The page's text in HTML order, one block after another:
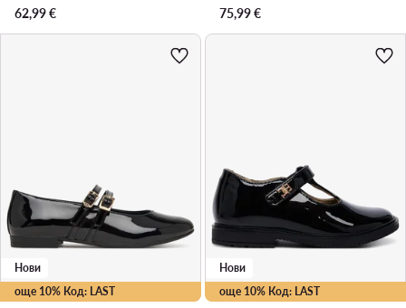
62,99€
75,99€
още 10% Код: LAST
Нови
още 10% Код: LAST
Нови